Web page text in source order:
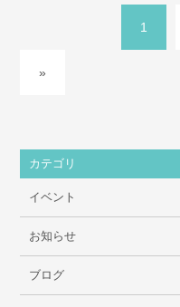
1
»
カテゴリ
イベント
お知らせ
ブログ